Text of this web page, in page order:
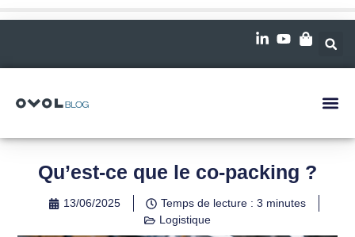
Qu’est-ce que le co-packing ?
13/06/2025
Temps de lecture : 3 minutes
Logistique